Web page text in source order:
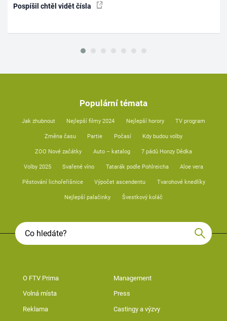
Pospíšil chtěl vidět čísla
Populární témata
Jak zhubnout Nejlepší filmy 2024 Nejlepší horory TV program
Změna času Partie Počasí Kdy budou volby
ZOO Nové začátky Auto – katalog 7 pádů Honzy Dědka
Volby 2025 Svařené víno Tatarák podle Pohlreicha Aloe vera
Pěstování lichořeřišnice Výpočet ascendentu Tvarohové knedlíky
Nejlepší palačinky Švestkový koláč
O FTV Prima Management
Volná místa Press
Reklama Castingy a výzvy